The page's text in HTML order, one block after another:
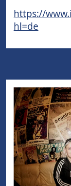
https://
hl=de